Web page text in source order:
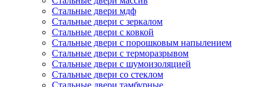
Стальные двери мдф
Стальные двери с зеркалом
Стальные двери с ковкой
Стальные двери с порошковым напылением
Стальные двери с терморазрывом
Стальные двери с шумоизоляцией
Стальные двери со стеклом